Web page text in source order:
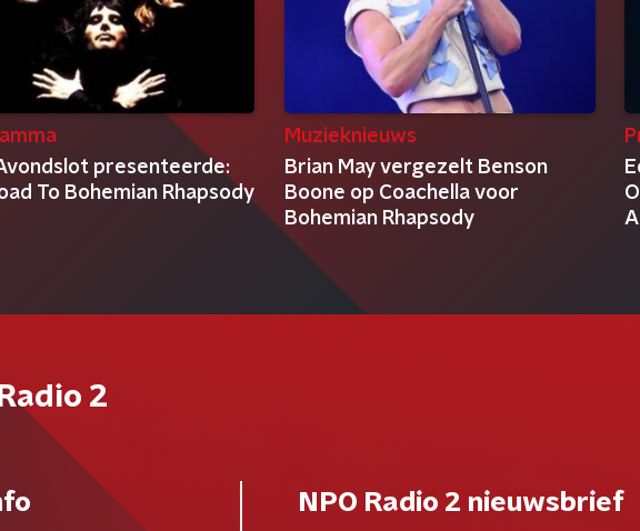
presenteerde:
To Bohemian Rhapsody
Muzieknieuws
Brian May vergezelt Benson
Boone op Coachella voor
Bohemian Rhapsody
2
NPO Radio 2 nieuwsbrief